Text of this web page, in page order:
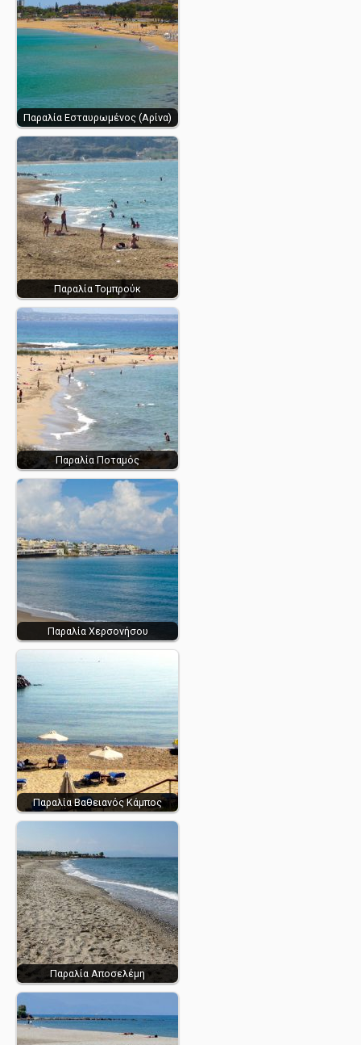
Παραλία Εσταυρωμένος (Αρίνα)
Παραλία Τομπρούκ
Παραλία Ποταμός
Παραλία Χερσονήσου
Παραλία Βαθειανός Κάμπος
Παραλία Αποσελέμη